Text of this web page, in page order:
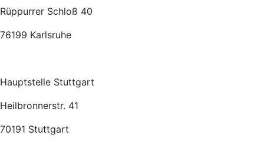
Rüppurrer Schloß 40
76199 Karlsruhe
Hauptstelle Stuttgart
Heilbronnerstr. 41
70191 Stuttgart